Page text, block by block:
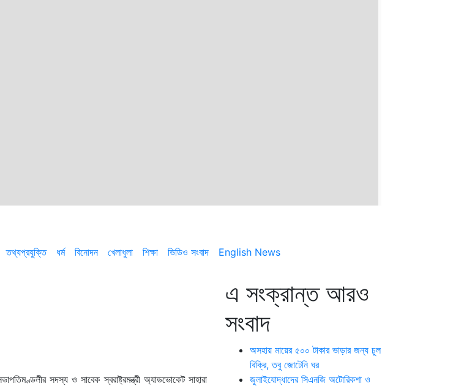
তথ্যপ্রযুক্তি ধর্ম বিনোদন খেলাধুলা শিক্ষা ভিডিও সংবাদ English News
সদস্য ও সাবেক স্বরাষ্ট্রমন্ত্রী অ্যাডভোকেট সাহারা
এ সংক্রান্ত আরও
সংবাদ
অসহায় মায়ের ৫০০ টাকার ভাড়ার জন্য চুল
বিক্রি, তবু জোটেনি ঘর
জুলাইযোদ্ধাদের সিএনজি অটোরিকশা ও